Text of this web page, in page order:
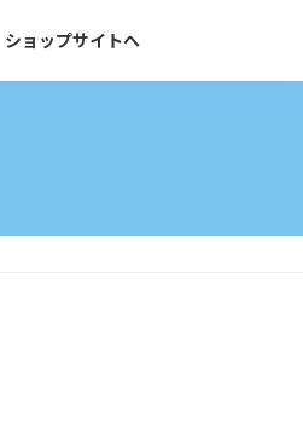
ショップサイトへ